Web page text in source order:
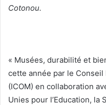
Cotonou.
« Musées, durabilité et
cette année par le
(ICOM) en collaboration
Unies pour l’Education, la